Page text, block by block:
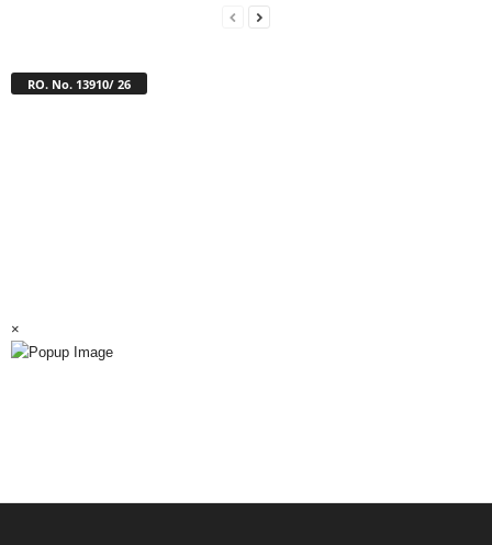
RO. No. 13910/ 26
×